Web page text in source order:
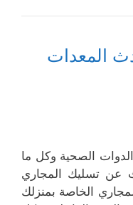
المعدات
الصحية وكل ما
عن تسليك المجاري
الخاصة بمنزلك